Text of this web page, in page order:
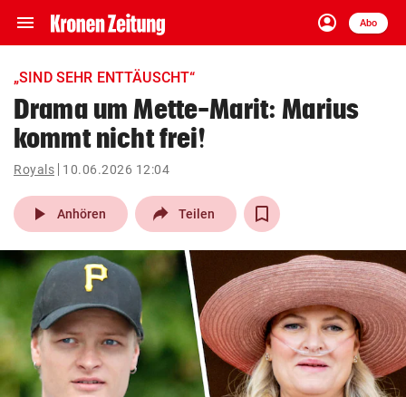
menu Navigation
ein-/ausklappen
account_circle
Anmelden
Abo
close Schließen
account_circle Anmelden
pin_drop
Wien arrow_right
bookmark
search
Suchbegriff
eingeben
„SIND SEHR ENTTÄUSCHT“
Drama um Mette-Marit: Marius
kommt nicht frei!
Royals 10.06.2026 12:04
play_arrow Anhören Teilen